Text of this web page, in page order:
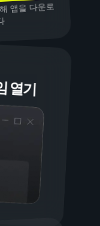
앱을 다운로
열기